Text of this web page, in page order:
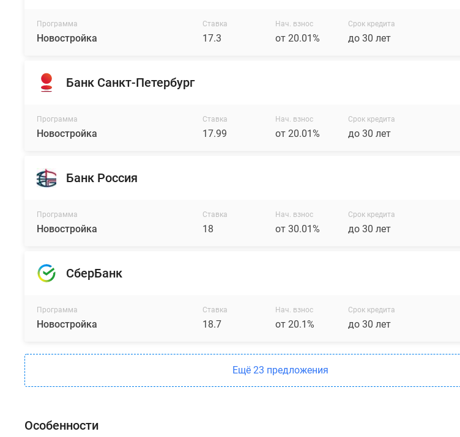
Программа
Новостройка
Ставка
17.3
Нач. взнос
от 20.01%
Срок кредита
до 30 лет
Банк Санкт-Петербург
Программа
Новостройка
Ставка
17.99
Нач. взнос
от 20.01%
Срок кредита
до 30 лет
Банк Россия
Программа
Новостройка
Ставка
18
Нач. взнос
от 30.01%
Срок кредита
до 30 лет
СберБанк
Программа
Новостройка
Ставка
18.7
Нач. взнос
от 20.1%
Срок кредита
до 30 лет
Ещё 23 предложения
Особенности